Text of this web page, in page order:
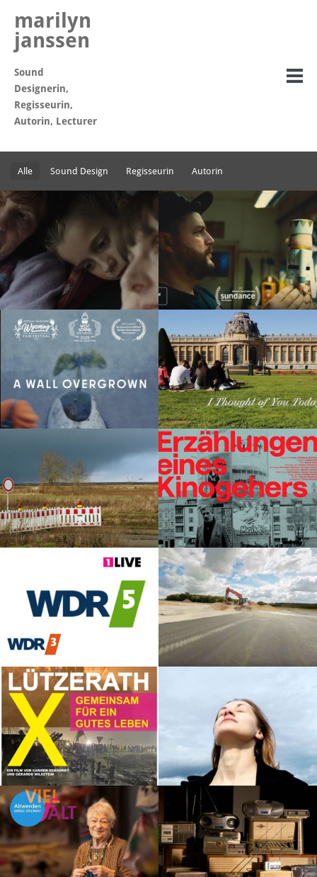
marilyn
janssen
Sound
Designerin,
Regisseurin,
Autorin, Lecturer
Alle Sound Design Regisseurin Autorin